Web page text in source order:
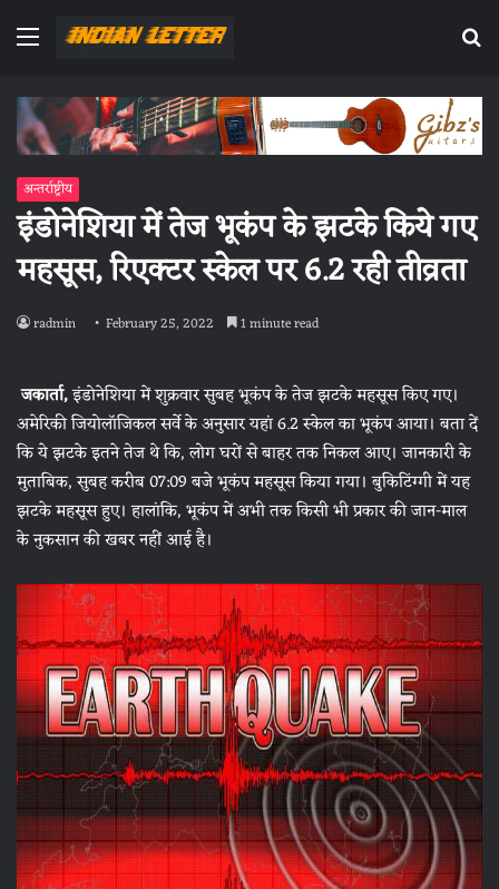
Menu
अन्तर्राष्ट्रीय
इंडोनेशिया में तेज भूकंप के झटके किये गए
महसूस, रिएक्टर स्केल पर 6.2 रही तीव्रता
radmin February 25, 2022 1 minute read
जकार्ता,इंडोनेशिया में शुक्रवार सुबह भूकंप के तेज झटके महसूस किए गए।
अमेरिकी जियोलॉजिकल सर्वे के अनुसार यहां 6.2 स्केल का भूकंप आया। बता दें
कि ये झटके इतने तेज थे कि, लोग घरों से बाहर तक निकल आए। जानकारी के
मुताबिक, सुबह करीब 07:09 बजे भूकंप महसूस किया गया। बुकिटिंग्गी में यह
झटके महसूस हुए। हालांकि, भूकंप में अभी तक किसी भी प्रकार की जान-माल
के नुकसान की खबर नहीं आई है।